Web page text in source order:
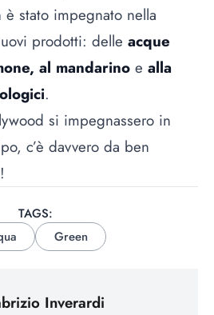
è stato impegnato nella
prodotti: delle acque
al mandarino e alla
.
si impegnassero in
c’è davvero da ben
TAGS:
Green
Inverardi